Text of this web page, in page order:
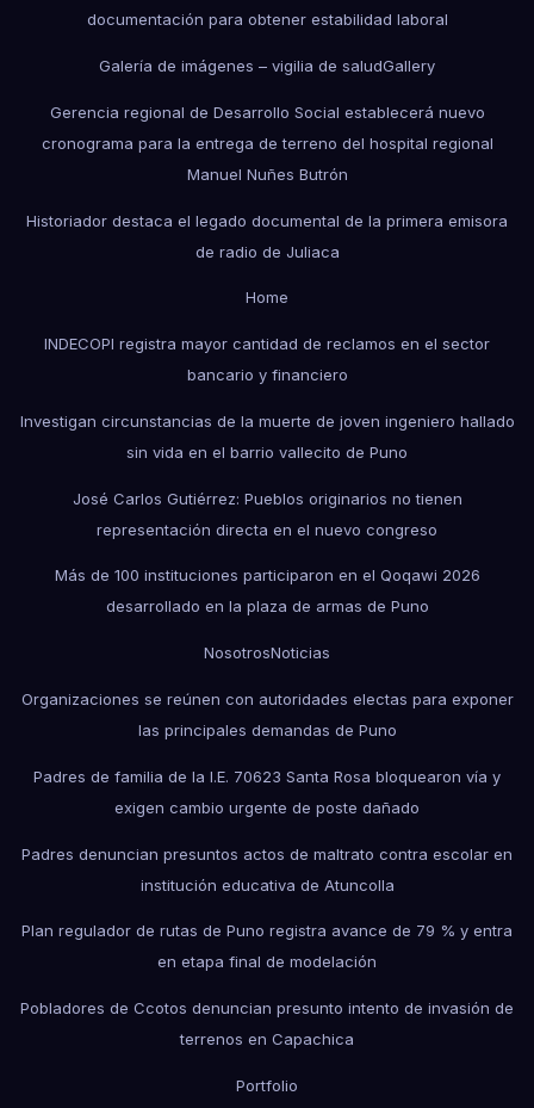
documentación para obtener estabilidad laboral
Galería de imágenes – vigilia de saludGallery
Gerencia regional de Desarrollo Social establecerá nuevo
cronograma para la entrega de terreno del hospital regional
Manuel Nuñes Butrón
Historiador destaca el legado documental de la primera emisora
de radio de Juliaca
Home
INDECOPI registra mayor cantidad de reclamos en el sector
bancario y financiero
Investigan circunstancias de la muerte de joven ingeniero hallado
sin vida en el barrio vallecito de Puno
José Carlos Gutiérrez: Pueblos originarios no tienen
representación directa en el nuevo congreso
Más de 100 instituciones participaron en el Qoqawi 2026
desarrollado en la plaza de armas de Puno
NosotrosNoticias
Organizaciones se reúnen con autoridades electas para exponer
las principales demandas de Puno
Padres de familia de la I.E. 70623 Santa Rosa bloquearon vía y
exigen cambio urgente de poste dañado
Padres denuncian presuntos actos de maltrato contra escolar en
institución educativa de Atuncolla
Plan regulador de rutas de Puno registra avance de 79 % y entra
en etapa final de modelación
Pobladores de Ccotos denuncian presunto intento de invasión de
terrenos en Capachica
Portfolio